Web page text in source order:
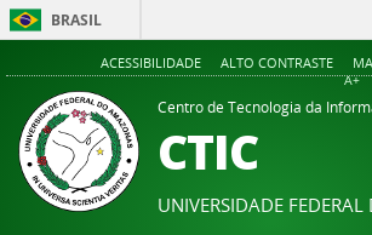
BRASIL
ACESSIBILIDADE ALTO CONTRASTE
A+
Centro de Tecnologia da
CTIC
UNIVERSIDADE